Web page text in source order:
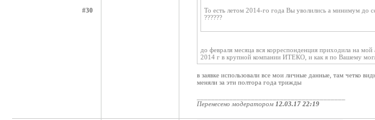
#30
То есть летом 2014-го года Вы уволились а минимум до
??????
до февраля месяца вся корреспонденция приходила на
2014 г в крупной компании ИТЕКО, и как я по Вашему
в заявке использовали все мои личные данные, там четко
меняли за эти полтора года трижды
Перенесено модератором 12.03.17 22:19